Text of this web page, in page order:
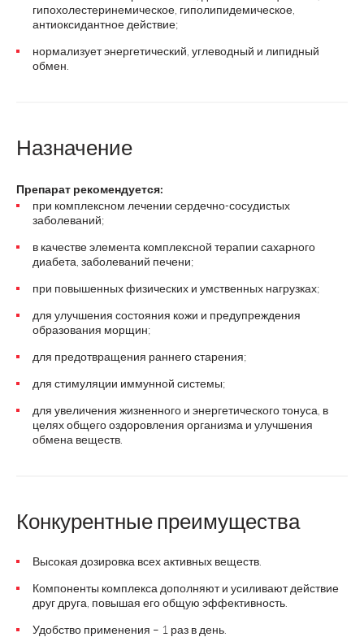
гипохолестеринемическое, гиполипидемическое,
антиоксидантное действие;
нормализует энергетический, углеводный и липидный
обмен.
Назначение
Препарат рекомендуется:
при комплексном лечении сердечно-сосудистых
заболеваний;
в качестве элемента комплексной терапии сахарного
диабета, заболеваний печени;
при повышенных физических и умственных нагрузках;
для улучшения состояния кожи и предупреждения
образования морщин;
для предотвращения раннего старения;
для стимуляции иммунной системы;
для увеличения жизненного и энергетического тонуса, в
целях общего оздоровления организма и улучшения
обмена веществ.
Конкурентные преимущества
Высокая дозировка всех активных веществ.
Компоненты комплекса дополняют и усиливают действие
друг друга, повышая его общую эффективность.
Удобство применения – 1 раз в день.